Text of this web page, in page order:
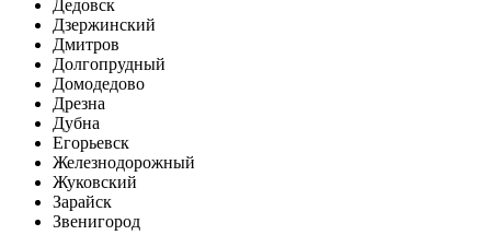
Дедовск
Дзержинский
Дмитров
Долгопрудный
Домодедово
Дрезна
Дубна
Егорьевск
Железнодорожный
Жуковский
Зарайск
Звенигород